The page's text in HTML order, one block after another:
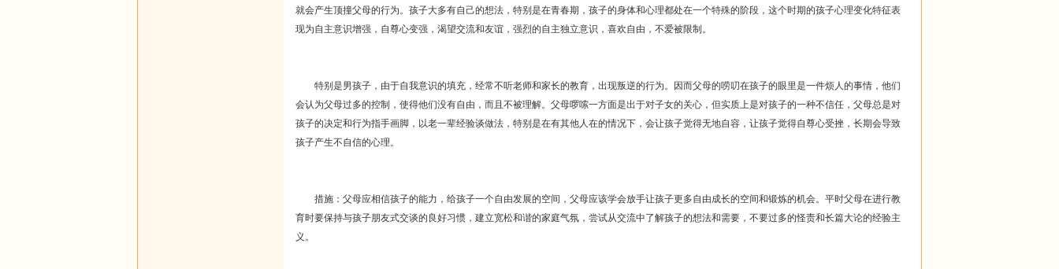
就会产生顶撞父母的行为。孩子大多有自己的想法，特别是在青春期，孩子的身体和心理都处在一个特殊的阶段，这个时期的孩子心理变化特征表
现为自主意识增强，自尊心变强，渴望交流和友谊，强烈的自主独立意识，喜欢自由，不爱被限制。
特别是男孩子，由于自我意识的填充，经常不听老师和家长的教育，出现叛逆的行为。因而父母的唠叨在孩子的眼里是一件烦人的事情，他们
会认为父母过多的控制，使得他们没有自由，而且不被理解。父母啰嗦一方面是出于对子女的关心，但实质上是对孩子的一种不信任，父母总是对
孩子的决定和行为指手画脚，以老一辈经验谈做法，特别是在有其他人在的情况下，会让孩子觉得无地自容，让孩子觉得自尊心受挫，长期会导致
孩子产生不自信的心理。
措施：父母应相信孩子的能力，给孩子一个自由发展的空间，父母应该学会放手让孩子更多自由成长的空间和锻炼的机会。平时父母在进行教
育时要保持与孩子朋友式交谈的良好习惯，建立宽松和谐的家庭气氛，尝试从交流中了解孩子的想法和需要，不要过多的怪责和长篇大论的经验主
义。